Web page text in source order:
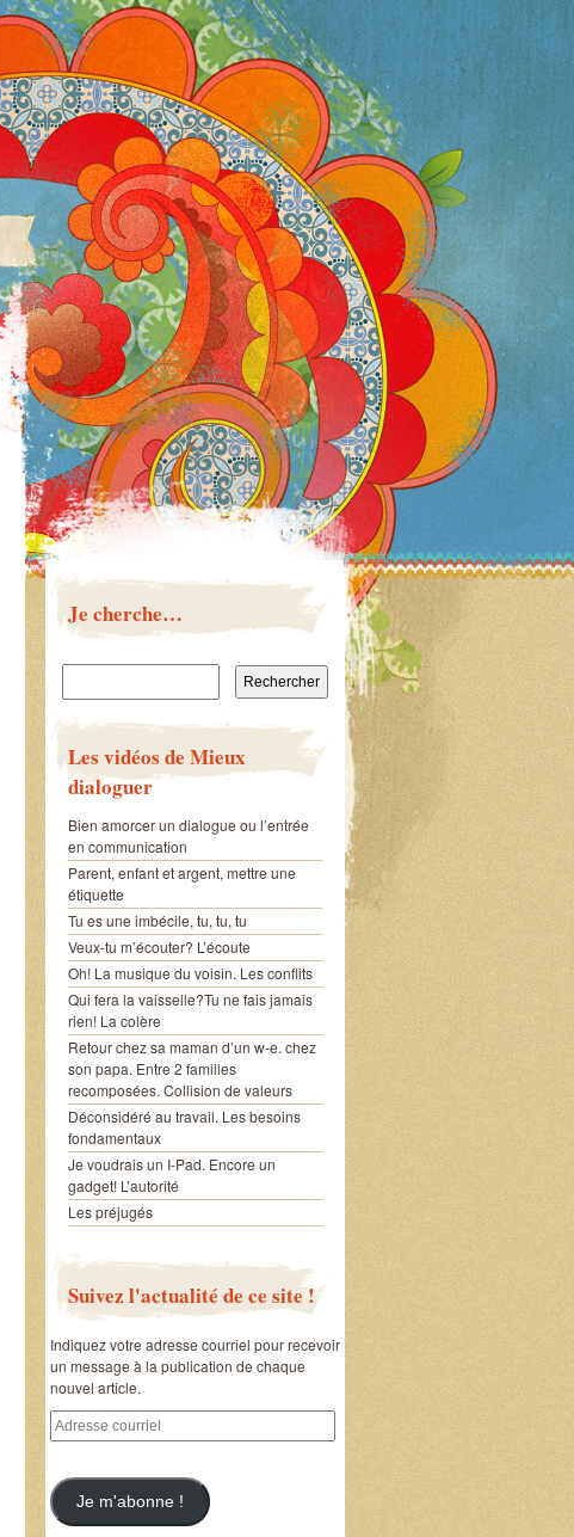
Je cherche…
Rechercher :
Les vidéos de Mieux
dialoguer
Bien amorcer un dialogue ou l’entrée
en communication
Parent, enfant et argent, mettre une
étiquette
Tu es une imbécile, tu, tu, tu
Veux-tu m’écouter? L’écoute
Oh! La musique du voisin. Les conflits
Qui fera la vaisselle?Tu ne fais jamais
rien! La colère
Retour chez sa maman d’un w-e. chez
son papa. Entre 2 familles
recomposées. Collision de valeurs
Déconsidéré au travail. Les besoins
fondamentaux
Je voudrais un I-Pad. Encore un
gadget! L’autorité
Les préjugés
Suivez l'actualité de ce site !
Indiquez votre adresse courriel pour recevoir
un message à la publication de chaque
nouvel article.
Adresse
courriel
Je m'abonne !